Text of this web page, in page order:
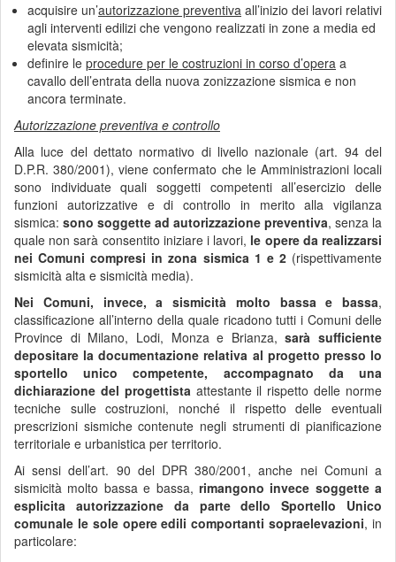
acquisire un’autorizzazione preventiva all’inizio dei lavori relativi
agli interventi edilizi che vengono realizzati in zone a media ed
elevata sismicità;
definire le procedure per le costruzioni in corso d’opera a
cavallo dell’entrata della nuova zonizzazione sismica e non
ancora terminate.
Autorizzazione preventiva e controllo
Alla luce del dettato normativo di livello nazionale (art. 94 del
D.P.R. 380/2001), viene confermato che le Amministrazioni locali
sono individuate quali soggetti competenti all’esercizio delle
funzioni autorizzative e di controllo in merito alla vigilanza
sismica: sono soggette ad autorizzazione preventiva, senza la
quale non sarà consentito iniziare i lavori, le opere da realizzarsi
nei Comuni compresi in zona sismica 1 e 2(rispettivamente
sismicità alta e sismicità media).
Nei Comuni, invece, a sismicità molto bassa e bassa,
classificazione all’interno della quale ricadono tutti i Comuni delle
Province di Milano, Lodi, Monza e Brianza,sarà sufficiente
depositare la documentazione relativa al progetto presso lo
sportello unico competente, accompagnato da una
dichiarazione del progettistaattestante il rispetto delle norme
tecniche sulle costruzioni, nonché il rispetto delle eventuali
prescrizioni sismiche contenute negli strumenti di pianificazione
territoriale e urbanistica per territorio.
Ai sensi dell’art. 90 del DPR 380/2001, anche nei Comuni a
sismicità molto bassa e bassa, rimangono invece soggette a
esplicita autorizzazione da parte dello Sportello Unico
comunale le sole opere edili comportanti sopraelevazioni, in
particolare: